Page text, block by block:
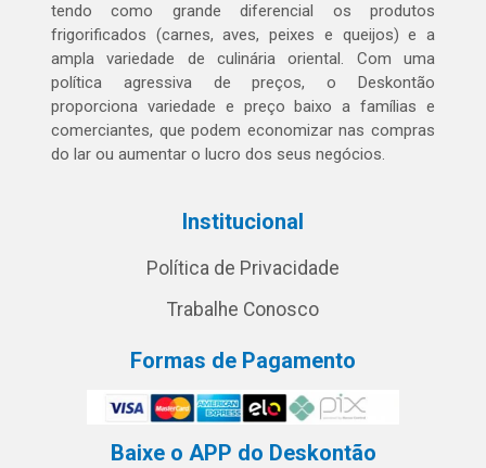
tendo como grande diferencial os produtos
frigorificados (carnes, aves, peixes e queijos) e a
ampla variedade de culinária oriental. Com uma
política agressiva de preços, o Deskontão
proporciona variedade e preço baixo a famílias e
comerciantes, que podem economizar nas compras
do lar ou aumentar o lucro dos seus negócios.
Institucional
Política de Privacidade
Trabalhe Conosco
Formas de Pagamento
Baixe o APP do Deskontão